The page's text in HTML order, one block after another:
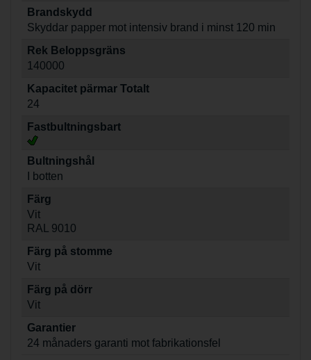
Brandskydd
Skyddar papper mot intensiv brand i minst 120 min
Rek Beloppsgräns
140000
Kapacitet pärmar Totalt
24
Fastbultningsbart
Bultningshål
I botten
Färg
Vit
RAL 9010
Färg på stomme
Vit
Färg på dörr
Vit
Garantier
24 månaders garanti mot fabrikationsfel